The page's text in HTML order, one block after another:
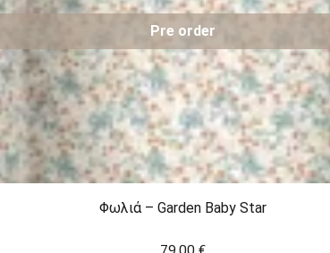
Pre order
Φωλιά – Garden Baby Star